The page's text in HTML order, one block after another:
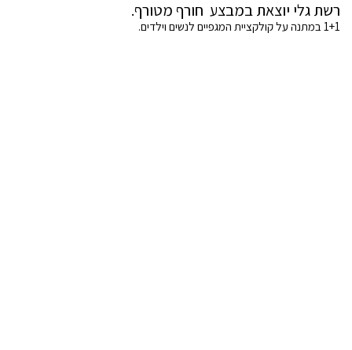
רשת גלי יוצאת במבצע חורף מטורף.
1+1 במתנה על קולקציית המגפיים לנשים וילדים.